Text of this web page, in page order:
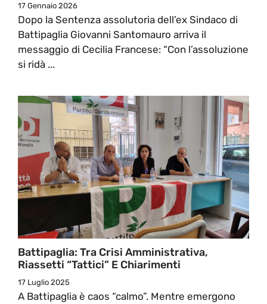
17 Gennaio 2026
Dopo la Sentenza assolutoria dell’ex Sindaco di
Battipaglia Giovanni Santomauro arriva il
messaggio di Cecilia Francese: “Con l’assoluzione
si ridà ...
Battipaglia: Tra Crisi Amministrativa,
Riassetti “tattici” E Chiarimenti
17 Luglio 2025
A Battipaglia è caos “calmo”. Mentre emergono